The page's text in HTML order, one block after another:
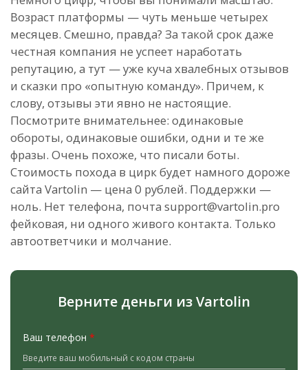
Возраст платформы — чуть меньше четырех
месяцев. Смешно, правда? За такой срок даже
честная компания не успеет наработать
репутацию, а тут — уже куча хвалебных отзывов
и сказки про «опытную команду». Причем, к
слову, отзывы эти явно не настоящие.
Посмотрите внимательнее: одинаковые
обороты, одинаковые ошибки, одни и те же
фразы. Очень похоже, что писали боты.
Стоимость похода в цирк будет намного дороже
сайта Vartolin — цена 0 рублей. Поддержки —
ноль. Нет телефона, почта support@vartolin.pro
фейковая, ни одного живого контакта. Только
автоответчики и молчание.
Верните деньги из Vartolin
Ваш телефон *